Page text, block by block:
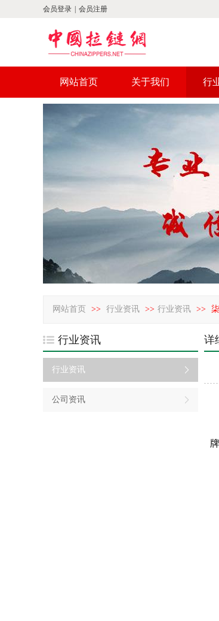
会员登录 会员注册
网站首页 关于我们 行
网站首页 >> 行业资讯 >> 行业资讯 >>
行业资讯
行业资讯
公司资讯
详